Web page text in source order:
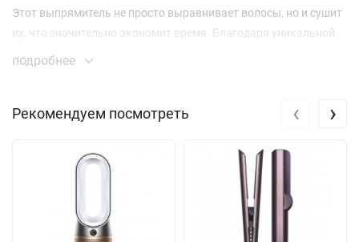
Этот выпрямитель не просто выравнивает волосы, но и сушит
их, что значительно экономит время. Благодаря уникальной
технологии, Dyson Airstrait использует поток горячего воздуха,
минимизирует риск повреждения волос и сохраняет их
Одной из главных особенностей является направленный поток
воздуха под углом 45°, который создает необходимое
натяжение для идеального выравнивания. Это позволяет
достичь гладкости на концах волос, не подвергая их
подробнее
Рекомендуем посмотреть ‹ ›